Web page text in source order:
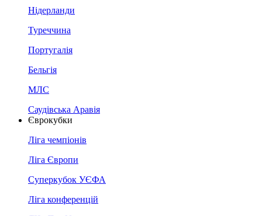
Нідерланди
Туреччина
Португалія
Бельгія
МЛС
Саудівська Аравія
Єврокубки
Ліга чемпіонів
Ліга Європи
Суперкубок УЄФА
Ліга конференцій